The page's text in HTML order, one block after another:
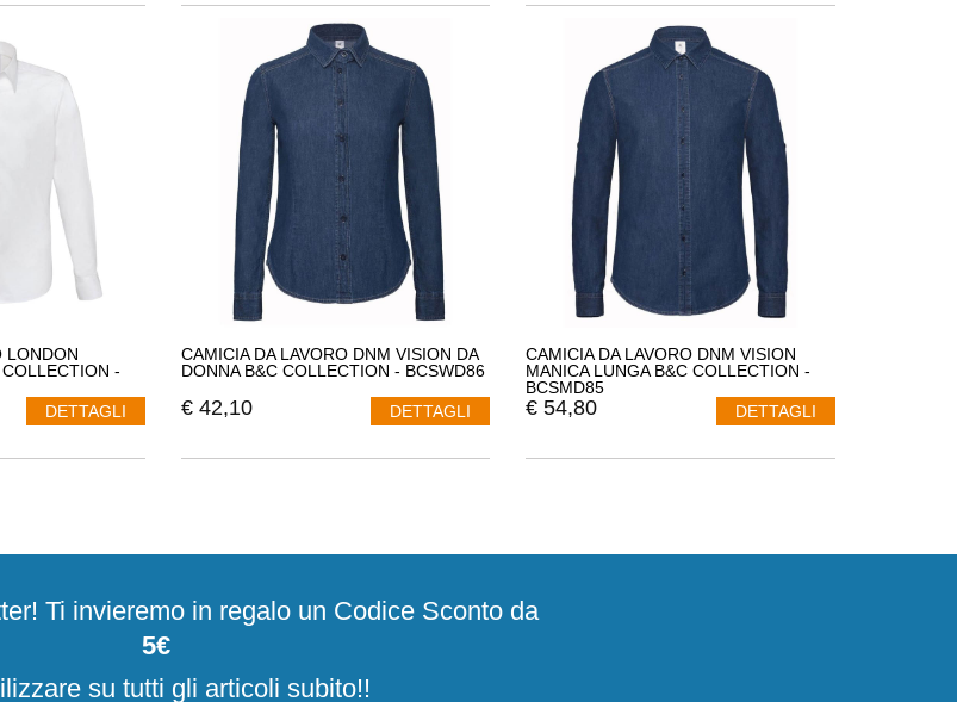
LONDON
-
DETTAGLI
CAMICIA DA LAVORO DNM VISION DA
DONNA B&C COLLECTION - BCSWD86
€ 42,10 DETTAGLI
CAMICIA DA LAVORO DNM VISION
MANICA LUNGA B&C COLLECTION -
BCSMD85
€ 54,80 DETTAGLI
Ti invieremo in regalo un Codice Sconto da
5€
su tutti gli articoli subito!!